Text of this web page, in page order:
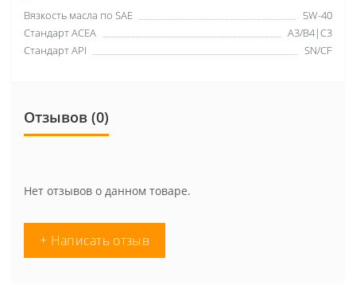
Вязкость масла по SAE
5W-40
Стандарт ACEA
A3/B4|C3
Стандарт API
SN/CF
Отзывов (0)
Нет отзывов о данном товаре.
+ Написать отзыв